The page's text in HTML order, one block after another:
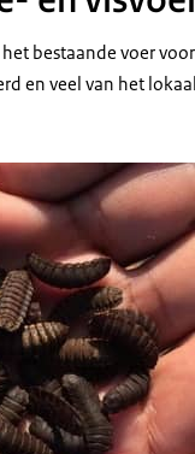
bestaande voer
en veel van het